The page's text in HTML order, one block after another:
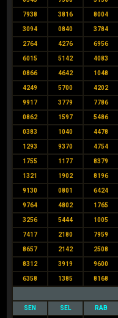
7938 3816 8004
3094 0840 3784
2764 4276 6956
6015 5142 4083
0866 4642 1048
4249 5700 4202
9917 3779 7786
0862 1597 5486
0383 1040 4478
1293 9370 4754
1755 1177 8379
1321 1902 8196
9130 0801 6424
9764 4802 1765
3256 5444 1005
7417 2180 7959
8657 2142 2508
8312 3919 9600
6358 1385 8168
SEN SEL RAB